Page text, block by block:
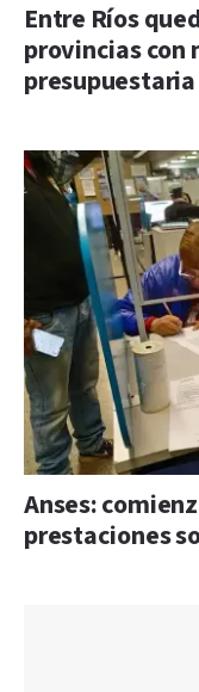
Entre Ríos
provincias con
presupuestaria
Anses:
prestaciones